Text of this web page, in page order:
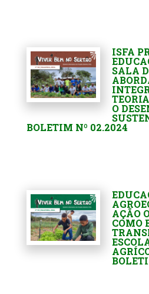
ISFA
SALA
O
BOLETIM Nº 02.2024
AÇÃO
COMO